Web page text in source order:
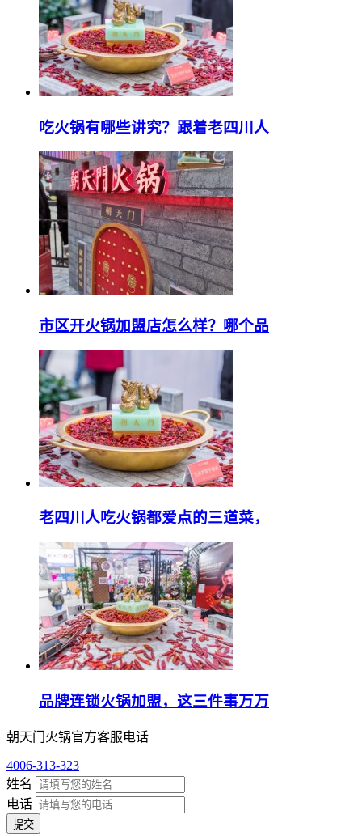
吃火锅有哪些讲究？跟着老四川人
市区开火锅加盟店怎么样？哪个品
老四川人吃火锅都爱点的三道菜，
品牌连锁火锅加盟，这三件事万万
朝天门火锅官方客服电话
4006-313-323
姓名
电话
提交